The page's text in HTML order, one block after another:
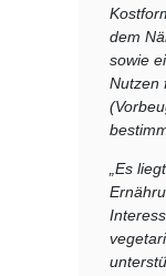
dem
sowie
Nutzen
„Es